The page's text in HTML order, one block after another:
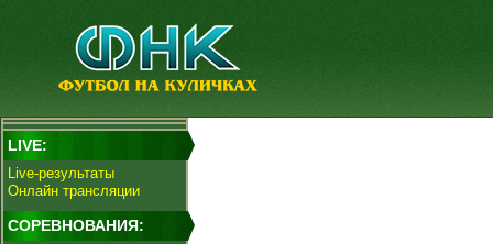
LIVE:
Live-результаты
Онлайн трансляции
СОРЕВНОВАНИЯ: